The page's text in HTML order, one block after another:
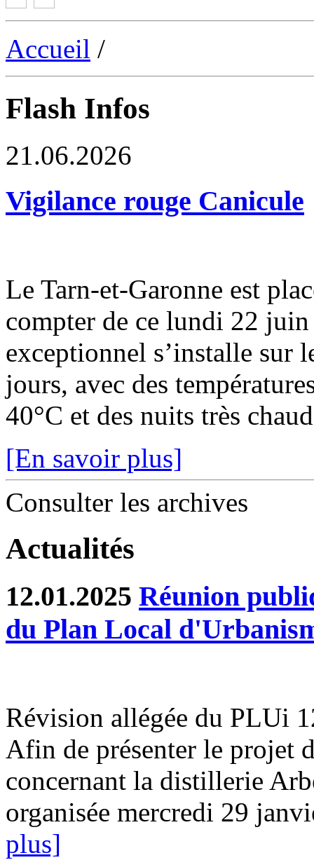
Accueil /
Flash Infos
21.06.2026
Vigilance rouge Canicule
Le Tarn-et-Garonne est
compter de ce lundi 22
exceptionnel s’installe sur
jours, avec des
40°C et des nuits très
[En savoir plus]
Consulter les archives
Actualités
12.01.2025 Réunion
du Plan Local
Révision allégée du PLUi
Afin de présenter le projet
concernant la distillerie
organisée mercredi 29
plus]